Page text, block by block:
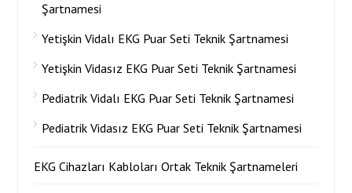
Şartnamesi
Yetişkin Vidalı EKG Puar Seti Teknik Şartnamesi
Yetişkin Vidasız EKG Puar Seti Teknik Şartnamesi
Pediatrik Vidalı EKG Puar Seti Teknik Şartnamesi
Pediatrik Vidasız EKG Puar Seti Teknik Şartnamesi
EKG Cihazları Kabloları Ortak Teknik Şartnameleri